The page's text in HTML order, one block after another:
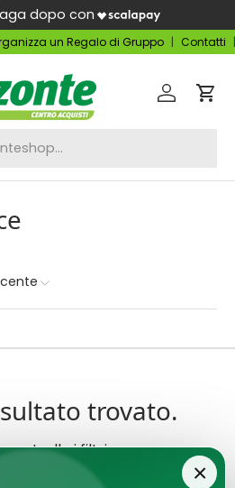
dopo con
un Regalo di Gruppo Contatti
Accedi
trovato.
controlla i filtri o prova con
meno specifici.
×